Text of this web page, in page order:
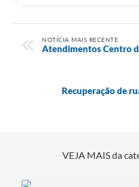
NOTÍCIA MAIS RECENTE
Atendimentos Centro
Recuperação de
VEJA MAIS da